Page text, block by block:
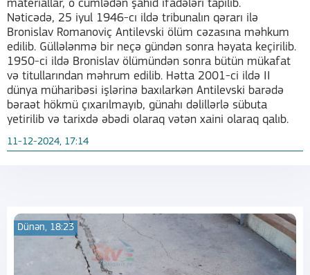
materiallar, o cümlədən şahid ifadələri tapılıb.
Nəticədə, 25 iyul 1946-cı ildə tribunalın qərarı ilə
Bronislav Romanoviç Antilevski ölüm cəzasına məhkum
edilib. Güllələnmə bir neçə gündən sonra həyata keçirilib.
1950-ci ildə Bronislav ölümündən sonra bütün mükafat
və titullarından məhrum edilib. Hətta 2001-ci ildə II
dünya müharibəsi işlərinə baxılarkən Antilevski barədə
bəraət hökmü çıxarılmayıb, günahı dəlillərlə sübuta
yetirilib və tarixdə əbədi olaraq vətən xaini olaraq qalıb.
11-12-2024, 17:14
Dünən, 18:23